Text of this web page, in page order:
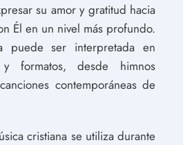
su amor y gratitud hacia
Él en un nivel más profundo.
puede ser interpretada en
formatos, desde himnos
contemporáneas de
cristiana se utiliza durante